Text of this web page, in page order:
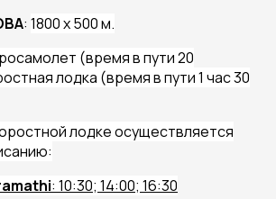
: 1800 x 500 м.
(время в пути 20
лодка (время в пути 1 час 30
лодке осуществляется
: 10:30; 14:00; 16:30